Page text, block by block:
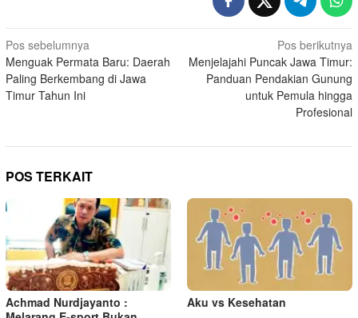
N
a
v
s
i
o
s
Pos sebelumnya
Menguak Permata Baru: Daerah
Paling Berkembang di Jawa
Timur Tahun Ini
Pos berikutnya
Menjelajahi Puncak Jawa Timur:
Panduan Pendakian Gunung
untuk Pemula hingga
Profesional
POS TERKAIT
Achmad Nurdjayanto :
Aku vs Kesehatan